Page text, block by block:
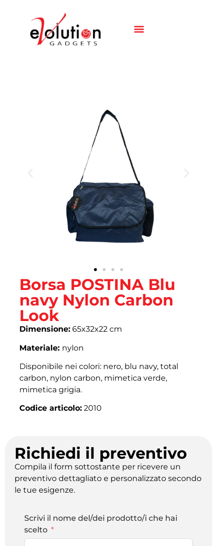
Borsa POSTINA Blu
navy Nylon Carbon
Look
Dimensione: 65x32x22 cm
Materiale: nylon
Disponibile nei colori: nero, blu navy, total
carbon, nylon carbon, mimetica verde,
mimetica grigia.
Codice articolo: 2010
Richiedi il preventivo
Compila il form sottostante per ricevere un
preventivo dettagliato e personalizzato secondo
le tue esigenze.
Scrivi il nome del/dei prodotto/i che hai
scelto